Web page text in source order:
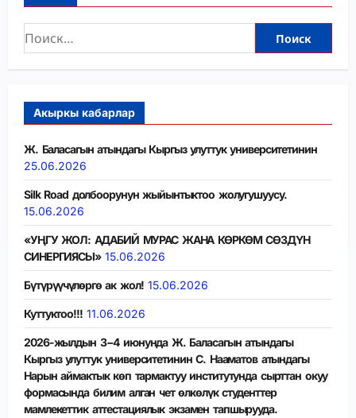
Акыркы кабарлар
Ж. Баласагын атындагы Кыргыз улуттук университетинин
25.06.2026
Silk Road долбоорунун жыйынтыктоо жолугушуусу.
15.06.2026
«УҢГУ ЖОЛ: АДАБИЙ МУРАС ЖАНА КӨРКӨМ СӨЗДҮН
СИНЕРГИЯСЫ» 15.06.2026
Бүтүрүүчүлөргө ак жол! 15.06.2026
Куттуктоо!!! 11.06.2026
2026-жылдын 3−4 июнунда Ж. Баласагын атындагы
Кыргыз улуттук университетинин С. Нааматов атындагы
Нарын аймактык көп тармактуу институтунда сырттан окуу
формасында билим алган чет өлкөлүк студенттер
мамлекеттик аттестациялык экзамен тапшырууда.